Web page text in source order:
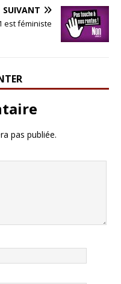
SUIVANT
est féministe
pas publiée.